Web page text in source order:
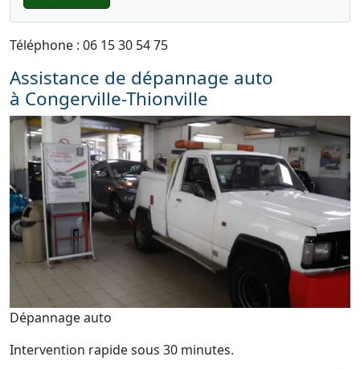
Téléphone : 06 15 30 54 75
Assistance de dépannage auto
à Congerville-Thionville
Dépannage auto
Intervention rapide sous 30 minutes.